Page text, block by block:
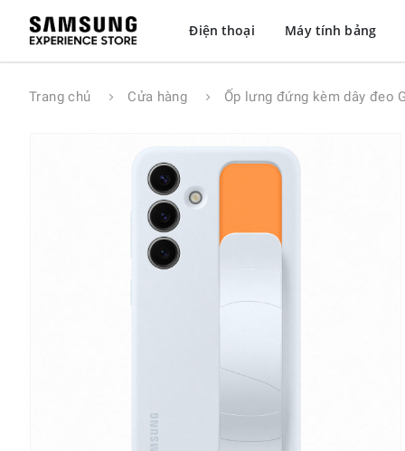
Điện thoại Máy tính bảng
Trang chủ Cửa hàng Ốp lưng đứng kèm dây đeo